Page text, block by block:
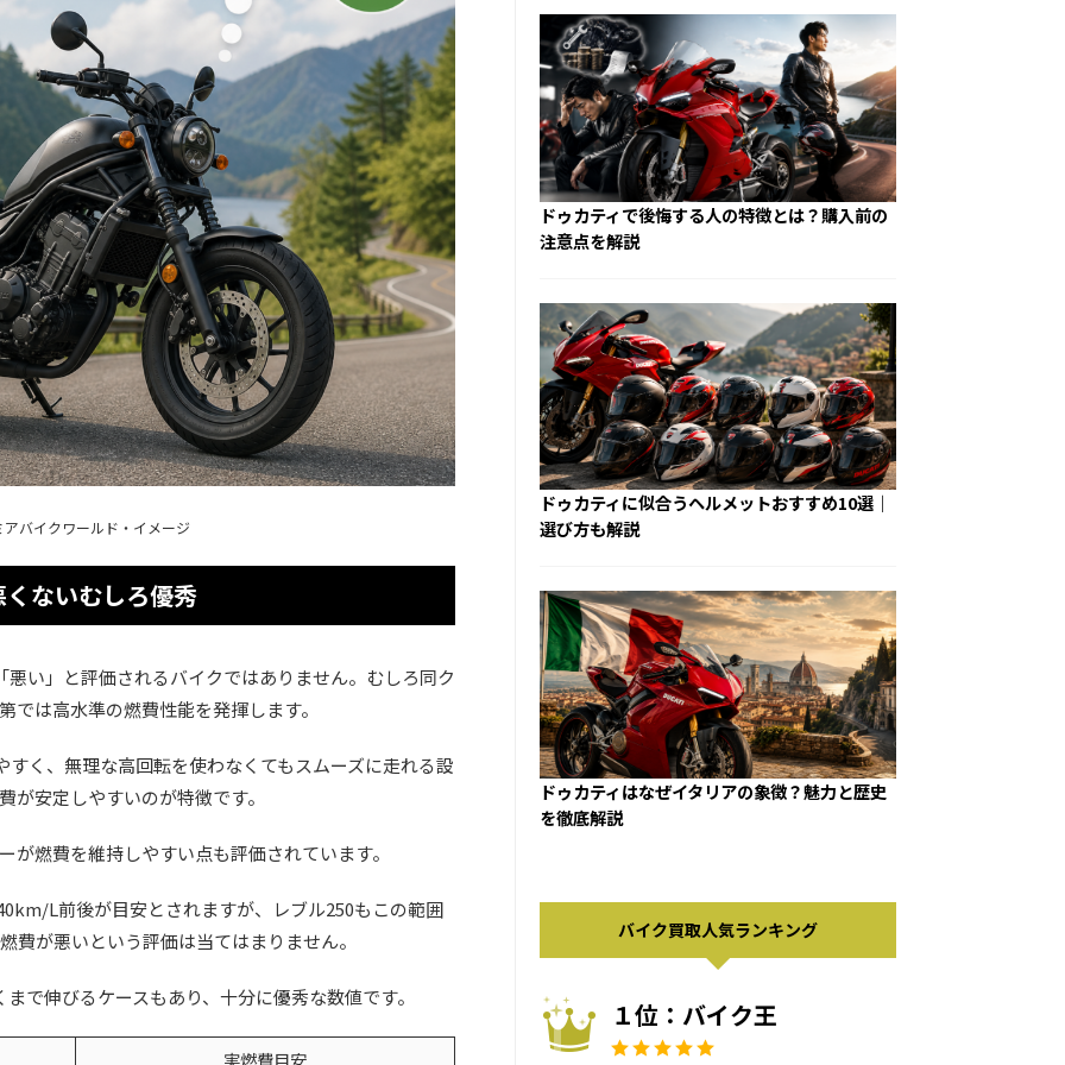
アバイクワールド・イメージ
ないむしろ優秀
い」と評価されるバイクではありません。むしろ同ク
は高水準の燃費性能を発揮します。
く、無理な高回転を使わなくてもスムーズに走れる設
が安定しやすいのが特徴です。
が燃費を維持しやすい点も評価されています。
L前後が目安とされますが、レブル250もこの範囲
費が悪いという評価は当てはまりません。
で伸びるケースもあり、十分に優秀な数値です。
実燃費目安
ドゥカティで後悔する人の特徴とは？購入前の
注意点を解説
ドゥカティに似合うヘルメットおすすめ10選｜
選び方も解説
ドゥカティはなぜイタリアの象徴？魅力と歴史
を徹底解説
バイク買取人気ランキング
１位：バイク王